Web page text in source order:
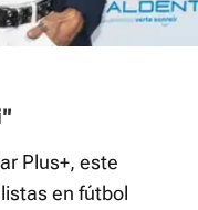
Plus+, este
en fútbol